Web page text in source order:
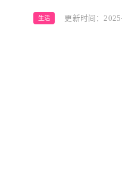
生活 更新时间：